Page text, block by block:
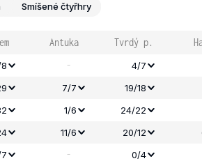
Smíšené čtyřhry
Antuka Tvrdý p.
-
4/7
7/7
19/18
1/6
24/22
11/6 20/12
- 0/4